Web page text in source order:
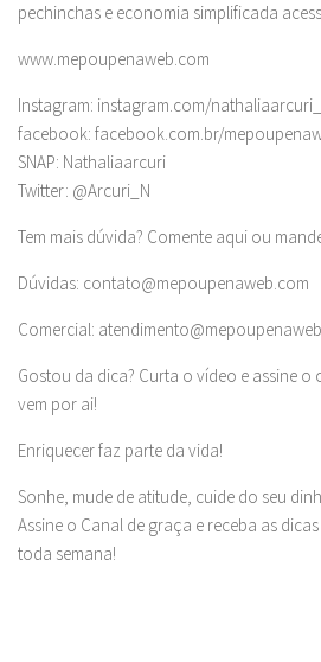
pechinchas e economia simplificada
www.mepoupenaweb.com
Instagram: instagram.com/
facebook: facebook.com.br/
SNAP: Nathaliaarcuri
Twitter: @Arcuri_N
Tem mais dúvida? Comente aqui ou
Dúvidas: contato@mepoupenaweb.com
Comercial:
Gostou da dica? Curta o vídeo e assine
vem por ai!
Enriquecer faz parte da vida!
Sonhe, mude de atitude, cuide do seu
Assine o Canal de graça e receba as
toda semana!